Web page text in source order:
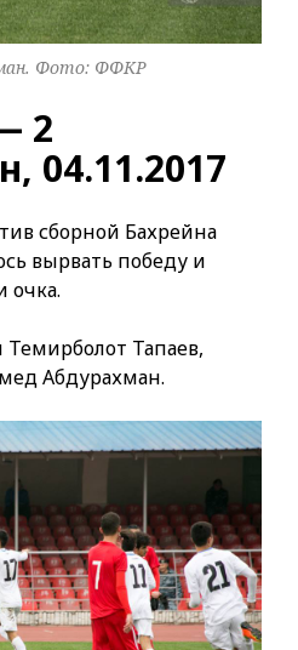
Фото: ФФКР
2
04.11.2017
сборной Бахрейна
вырвать победу и
очка.
Темирболот Тапаев,
Абдурахман.